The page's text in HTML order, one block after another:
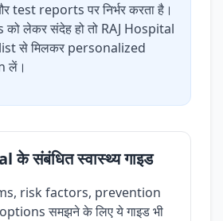
reports पर निर्भर करता है।
लेकर संदेह हो तो RAJ Hospital
से मिलकर personalized
लें।
के संबंधित स्वास्थ्य गाइड
risk factors, prevention
समझने के लिए ये गाइड भी